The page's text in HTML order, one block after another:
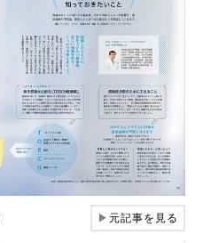
▶元記事を見る